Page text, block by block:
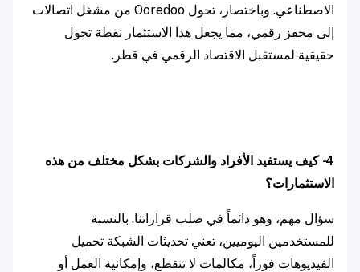
الاصطناعي. وباختصار، تحول Ooredoo من مشغل اتصالات
إلى محفز رقمي، مما يجعل هذا الاستثمار نقطة تحول
حقيقية لمستقبل الاقتصاد الرقمي في قطر.
4- كيف يستفيد الأفراد والشركات بشكل مختلف من هذه
الاستثمارات؟
سؤال مهم، وهو دائماً في صلب قراراتنا. بالنسبة
للمستخدمين اليوميين، تعني تحديثات الشبكة تحميل
الفيديوهات فوراً، مكالمات لا تنقطع، وإمكانية العمل أو